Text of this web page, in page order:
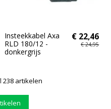
Insteekkabel Axa
RLD 180/12 -
donkergrijs
€ 22,46
€ 24,95
238 artikelen